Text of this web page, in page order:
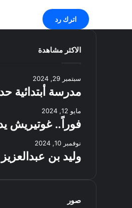
اترك رد
الاكثر مشاهدة
سبتمبر 29, 2024
مدرسة أبتدائية
مايو 12, 2024
فوراً.. غوتيريش
نوفمبر 10, 2024
وليد بن
صور